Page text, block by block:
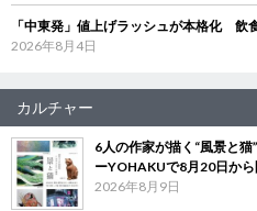
「中東発」値上げラッシュが本格化 飲
2026年8月4日
カルチャー
6人の作家が描く“風景と
ーYOHAKUで8月20日か
2026年8月9日